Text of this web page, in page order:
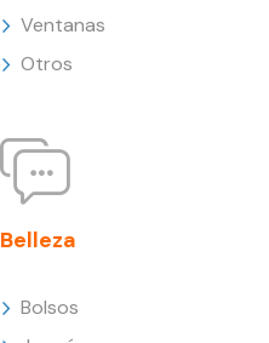
Ventanas
Otros
Belleza
Bolsos